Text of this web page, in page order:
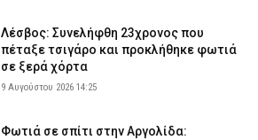
Λέσβος: Συνελήφθη 23χρονος που
πέταξε τσιγάρο και προκλήθηκε φωτιά
σε ξερά χόρτα
9 Αυγούστου 2026 14:25
Φωτιά σε σπίτι στην Αργολίδα: